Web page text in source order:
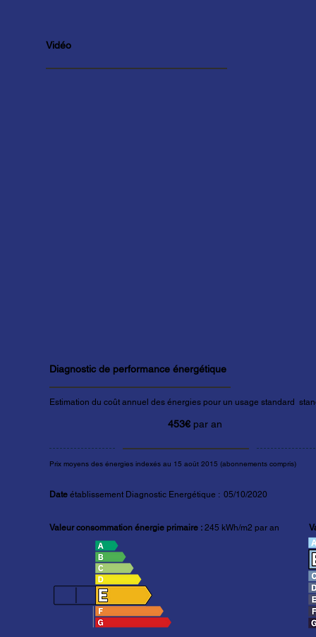
Vidéo
Diagnostic de performance énergétique
Estimation du coût annuel des énergies pour un usage standard
453€ par an
Prix moyens des énergies indexés au 15 août 2015 (abonnements compris)
Date établissement Diagnostic Energétique : 05/10/2020
Valeur consommation énergie primaire : 245 kWh/m2 par an